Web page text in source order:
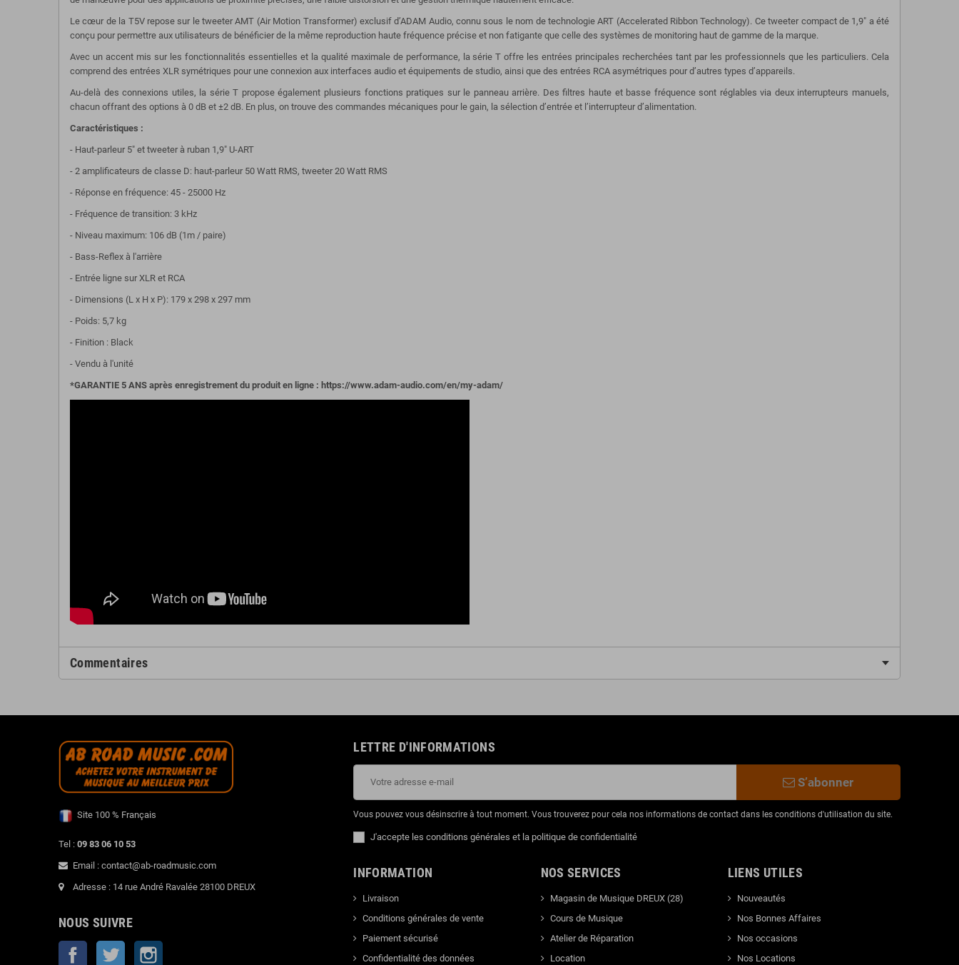
Le cœur de la T5V repose sur le tweeter AMT (Air Motion Transformer) exclusif d’ADAM Audio, connu sous le nom de technologie ART (Accelerated Ribbon Technology). Ce tweeter compact de 1,9" a été
conçu pour permettre aux utilisateurs de bénéficier de la même reproduction haute fréquence précise et non fatigante que celle des systèmes de monitoring haut de gamme de la marque.
Avec un accent mis sur les fonctionnalités essentielles et la qualité maximale de performance, la série T offre les entrées principales recherchées tant par les professionnels que les particuliers. Cela
comprend des entrées XLR symétriques pour une connexion aux interfaces audio et équipements de studio, ainsi que des entrées RCA asymétriques pour d’autres types d’appareils.
Au-delà des connexions utiles, la série T propose également plusieurs fonctions pratiques sur le panneau arrière. Des filtres haute et basse fréquence sont réglables via deux interrupteurs manuels,
chacun offrant des options à 0 dB et ±2 dB. En plus, on trouve des commandes mécaniques pour le gain, la sélection d’entrée et l’interrupteur d’alimentation.
Caractéristiques :
- Haut-parleur 5" et tweeter à ruban 1,9" U-ART
- 2 amplificateurs de classe D: haut-parleur 50 Watt RMS, tweeter 20 Watt RMS
- Réponse en fréquence: 45 - 25000 Hz
- Fréquence de transition: 3 kHz
- Niveau maximum: 106 dB (1m / paire)
- Bass-Reflex à l'arrière
- Entrée ligne sur XLR et RCA
- Dimensions (L x H x P): 179 x 298 x 297 mm
- Poids: 5,7 kg
- Finition : Black
- Vendu à l'unité
*GARANTIE 5 ANS après enregistrement du produit en ligne : https://www.adam-audio.com/en/my-adam/
Commentaires
Site 100 % Français
Tel : 09 83 06 10 53
Email : contact@ab-roadmusic.com
Adresse : 14 rue André Ravalée 28100 DREUX
NOUS SUIVRE
Facebook Twitter
LETTRE D'INFORMATIONS
S’abonner
Vous pouvez vous désinscrire à tout moment. Vous trouverez pour cela nos informations de contact dans les conditions d'utilisation du site.
J'accepte les conditions générales et la politique de confidentialité
INFORMATION
Livraison
Conditions générales de vente
Paiement sécurisé
Confidentialité des données
NOS SERVICES
Magasin de Musique DREUX (28)
Cours de Musique
Atelier de Réparation
Location
LIENS UTILES
Nouveautés
Nos Bonnes Affaires
Nos occasions
Nos Locations